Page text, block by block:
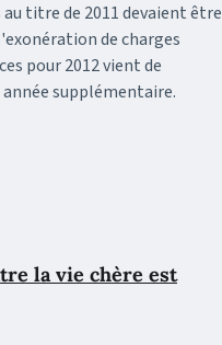
titre de 2011 devaient être
de charges
pour 2012 vient de
supplémentaire.
la vie chère est